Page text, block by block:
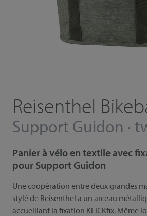
Reisenthel
Support Guidon ·
Panier à vélo en textile avec
pour Support Guidon
Une coopération entre deux grandes
stylé de Reisenthel a un arceau
accueillant la fixation KLICKfix. Même